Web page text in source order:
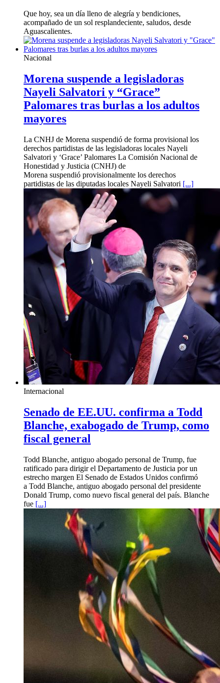
Que hoy, sea un día lleno de alegría y bendiciones,
acompañado de un sol resplandeciente, saludos, desde
Aguascalientes.
Nacional
Morena suspende a legisladoras
Nayeli Salvatori y “Grace”
Palomares tras burlas a los adultos
mayores
La CNHJ de Morena suspendió de forma provisional los
derechos partidistas de las legisladoras locales Nayeli
Salvatori y ‘Grace’ Palomares La Comisión Nacional de
Honestidad y Justicia (CNHJ) de
Morena suspendió provisionalmente los derechos
partidistas de las diputadas locales Nayeli Salvatori [...]
Internacional
Senado de EE.UU. confirma a Todd
Blanche, exabogado de Trump, como
fiscal general
Todd Blanche, antiguo abogado personal de Trump, fue
ratificado para dirigir el Departamento de Justicia por un
estrecho margen El Senado de Estados Unidos confirmó
a Todd Blanche, antiguo abogado personal del presidente
Donald Trump, como nuevo fiscal general del país. Blanche
fue [...]